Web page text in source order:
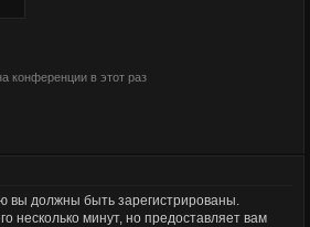
конференции в этот раз
вы должны быть зарегистрированы.
несколько минут, но предоставляет вам